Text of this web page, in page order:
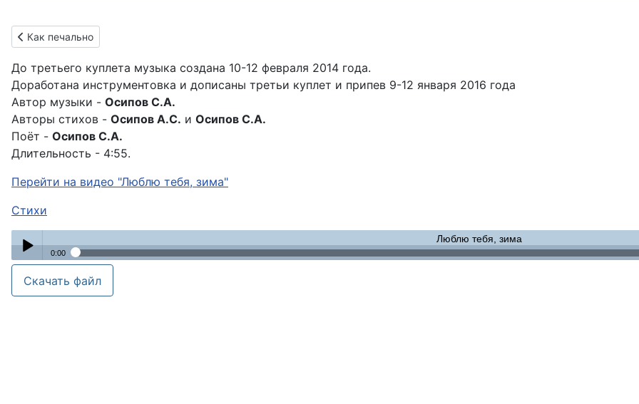
Предыдущий: Как печально
Как печально
До третьего куплета музыка создана 10-12 февраля 2014 года.
Доработана инструментовка и дописаны третьи куплет и припев 9-12 января 2016 года
Автор музыки - Осипов С.А.
Авторы стихов - Осипов А.С. и Осипов С.А.
Поёт - Осипов С.А.
Длительность - 4:55.
Перейти на видео "Люблю тебя, зима"
Стихи
Play /
Люблю тебя, зима
0:00
Скачать файл